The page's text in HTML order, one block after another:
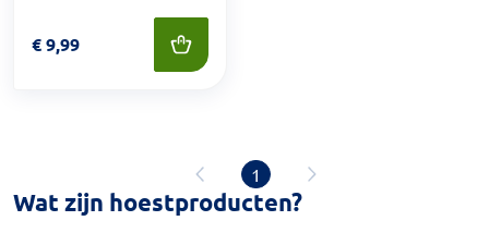
Prijs: € 9,99
€9,99
1
Wat zijn hoestproducten?